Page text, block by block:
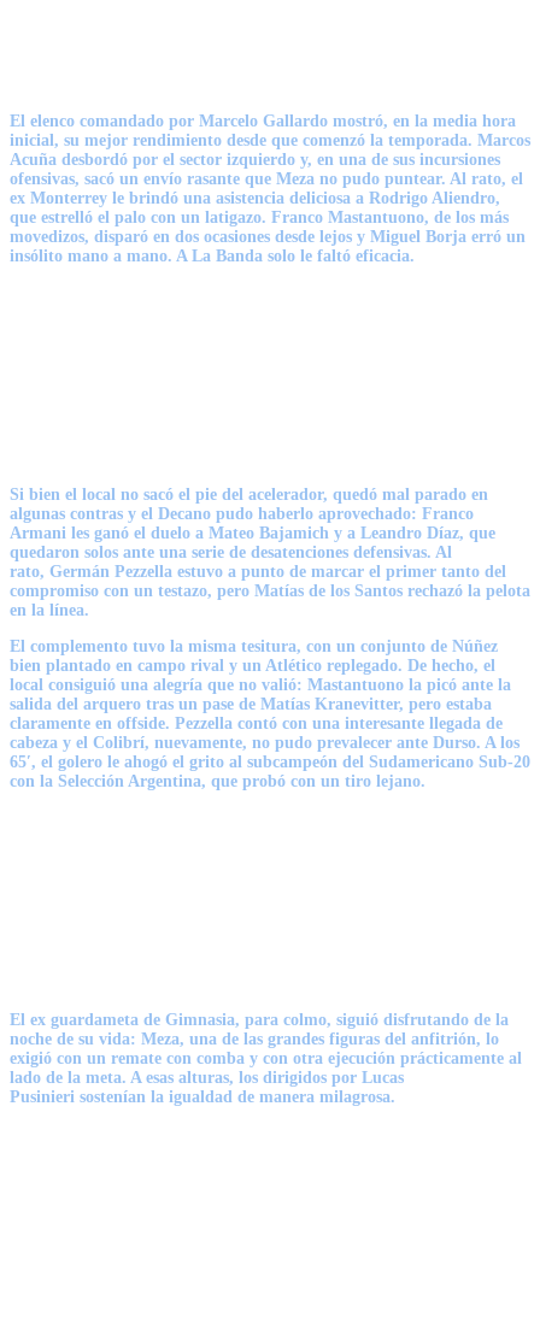
El elenco comandado por Marcelo Gallardo mostró, en la media hora
inicial, su mejor rendimiento desde que comenzó la temporada. Marcos
Acuña desbordó por el sector izquierdo y, en una de sus incursiones
ofensivas, sacó un envío rasante que Meza no pudo puntear. Al rato, el
ex Monterrey le brindó una asistencia deliciosa a Rodrigo Aliendro,
que estrelló el palo con un latigazo. Franco Mastantuono, de los más
movedizos, disparó en dos ocasiones desde lejos y Miguel Borja erró un
insólito mano a mano. A La Banda solo le faltó eficacia.
Si bien el local no sacó el pie del acelerador, quedó mal parado en
algunas contras y el Decano pudo haberlo aprovechado: Franco
Armani les ganó el duelo a Mateo Bajamich y a Leandro Díaz, que
quedaron solos ante una serie de desatenciones defensivas. Al
rato, Germán Pezzella estuvo a punto de marcar el primer tanto del
compromiso con un testazo, pero Matías de los Santos rechazó la pelota
en la línea.
El complemento tuvo la misma tesitura, con un conjunto de Núñez
bien plantado en campo rival y un Atlético replegado. De hecho, el
local consiguió una alegría que no valió: Mastantuono la picó ante la
salida del arquero tras un pase de Matías Kranevitter, pero estaba
claramente en offside. Pezzella contó con una interesante llegada de
cabeza y el Colibrí, nuevamente, no pudo prevalecer ante Durso. A los
65′, el golero le ahogó el grito al subcampeón del Sudamericano Sub-20
con la Selección Argentina, que probó con un tiro lejano.
El ex guardameta de Gimnasia, para colmo, siguió disfrutando de la
noche de su vida: Meza, una de las grandes figuras del anfitrión, lo
exigió con un remate con comba y con otra ejecución prácticamente al
lado de la meta. A esas alturas, los dirigidos por Lucas
Pusinieri sostenían la igualdad de manera milagrosa.